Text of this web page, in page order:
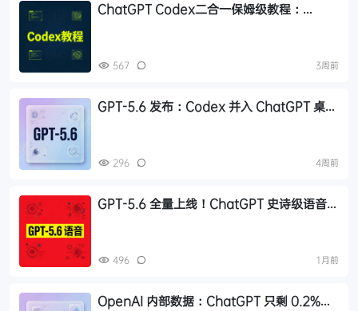
ChatGPT Codex二合一保姆级教程：
567 3周前
GPT-5.6 发布：Codex 并入 ChatGPT 桌面
296 4周前
GPT-5.6 全量上线！ChatGPT 史诗级语音升
496 1月前
OpenAI 内部数据：ChatGPT 只剩 0.2%，